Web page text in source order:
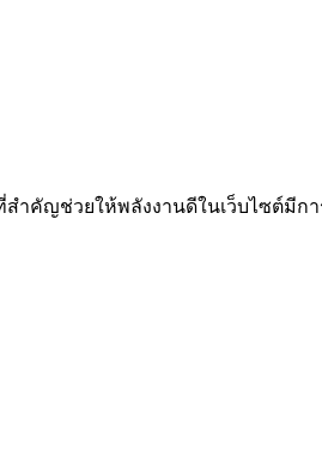
ำคัญช่วยให้พลังงานดีในเว็บไซต์มีก